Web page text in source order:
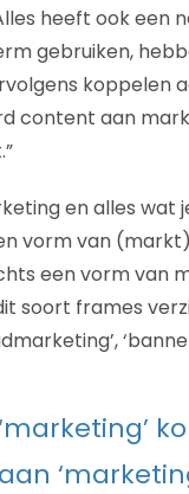
heeft ook een
gebruiken,
content aan
en alles wat
vorm van
een vorm van
soort frames
‘marketing’